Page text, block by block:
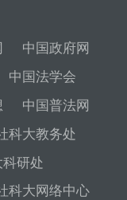
中国政府网
中国法学会
中国普法网
科大教务处
研处
科大网络中心